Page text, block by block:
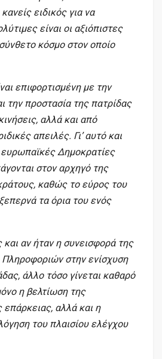
ειδικός για να
είναι οι αξιόπιστες
κόσμο στον οποίο
επιφορτισμένη με την
την προστασία της πατρίδας
αλλά και από
απειλές. Γι’ αυτό και
Δημοκρατίες
στον αρχηγό της
καθώς το εύρος του
τα όρια του ενός
αν ήταν η συνεισφορά της
στην ενίσχυση
άλλο τόσο γίνεται καθαρό
η βελτίωση της
επάρκειας, αλλά και η
του πλαισίου ελέγχου